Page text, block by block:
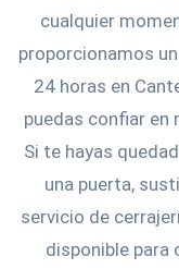
cualquier
proporcionamos
24 horas en
puedas confiar en
Si te hayas
una puerta,
servicio de
disponible para